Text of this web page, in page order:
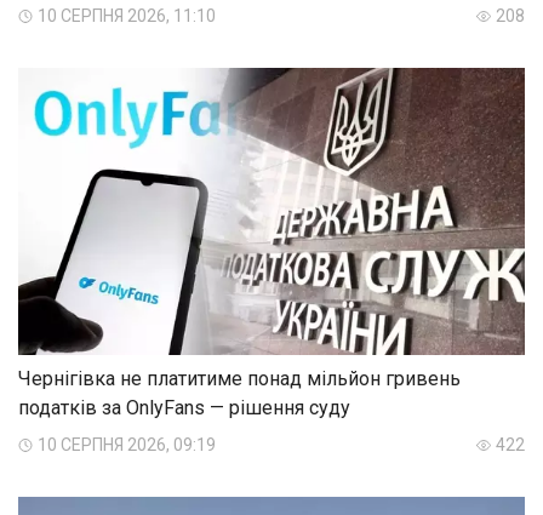
10 СЕРПНЯ 2026, 11:10 208
Чернігівка не платитиме понад мільйон гривень
податків за OnlyFans — рішення суду
10 СЕРПНЯ 2026, 09:19 422